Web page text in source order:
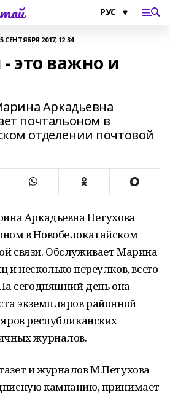
СЕНТЯБРЯ 2017, 12:34
это важно и
Аркадьевна
почтальоном в
отделении почтовой
Аркадьевна Петухова
в Новобелокатайском
связи. Обслуживает Марина
и несколько переулков, всего
сегодняшний день она
экземпляров районной
республиканских
журналов.
и журналов М.Петухова
кампанию, принимает